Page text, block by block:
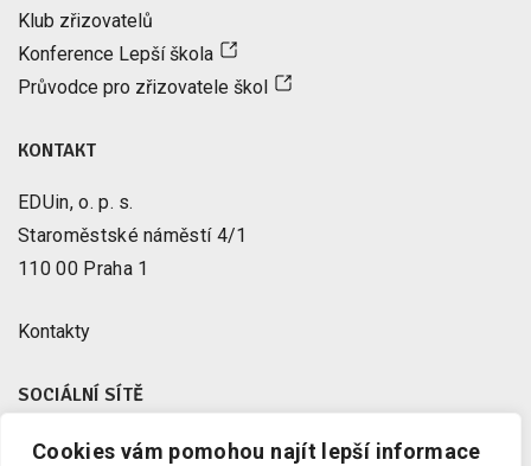
Cookies vám pomohou najít lepší informace
Klub zřizovatelů
Konference Lepší škola
Průvodce pro zřizovatele škol
KONTAKT
EDUin, o. p. s.
Staroměstské náměstí 4/1
110 00 Praha 1
Kontakty
SOCIÁLNÍ SÍTĚ
Facebook